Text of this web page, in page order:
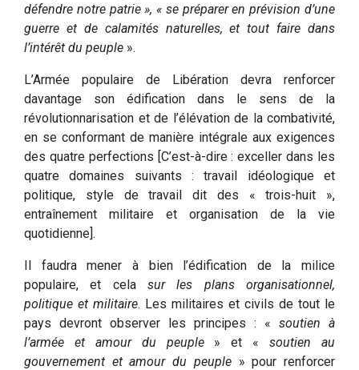
défendre notre patrie », « se préparer en prévision d’une
guerre et de calamités naturelles, et tout faire dans
l’intérêt du peuple ».
L’Armée populaire de Libération devra renforcer
davantage son édification dans le sens de la
révolutionnarisation et de l’élévation de la combativité,
en se conformant de manière intégrale aux exigences
des quatre perfections [C’est-à-dire : exceller dans les
quatre domaines suivants : travail idéologique et
politique, style de travail dit des « trois-huit »,
entraînement militaire et organisation de la vie
quotidienne].
Il faudra mener à bien l’édification de la milice
populaire, et cela sur les plans organisationnel,
politique et militaire. Les militaires et civils de tout le
pays devront observer les principes : « soutien à
l’armée et amour du peuple» et «soutien au
gouvernement et amour du peuple» pour renforcer